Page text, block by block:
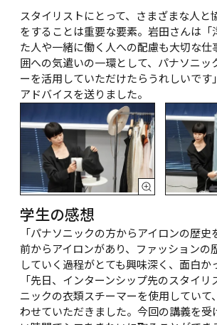
スタイリストにとって、さまざまな人と
をすることは重要な要素。岩田さんは「
た人や一緒に働く人への配慮も大切な仕
囲への気遣いの一環として、パナソニッ
ーを活用していただけたらうれしいです
アドバイスを送りました。
学生の感想
「パナソニックの方からアイロンの歴史
前からアイロンがあり、ファッションの
していく過程がとても興味深く、面白か
「先日、インターンシップ先のスタイリ
ニックの衣類スチーマーを使用していて
わせていただきました。今回の講義を受